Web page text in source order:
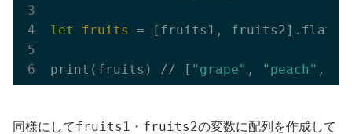
let fruits = [fruits1,
print(fruits) // [ "grape" , "peach" ,
同様にしてfruits1 ・ fruits2の変数に配列を作成して